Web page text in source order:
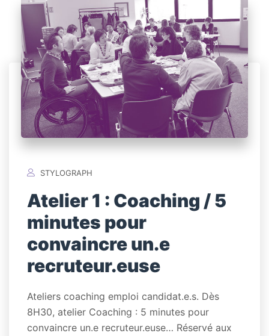
STYLOGRAPH
Atelier 1 : Coaching / 5
minutes pour
convaincre un.e
recruteur.euse
Ateliers coaching emploi candidat.e.s. Dès
8H30, atelier Coaching : 5 minutes pour
convaincre un.e recruteur.euse… Réservé aux